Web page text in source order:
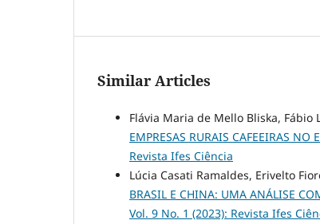
Similar Articles
Flávia Maria de Mello Bliska,
EMPRESAS RURAIS CAFEEIRAS NO
Revista Ifes Ciência
Lúcia Casati Ramaldes, Erivelto
BRASIL E CHINA: UMA ANÁLISE
Vol. 9 No. 1 (2023): Revista Ifes